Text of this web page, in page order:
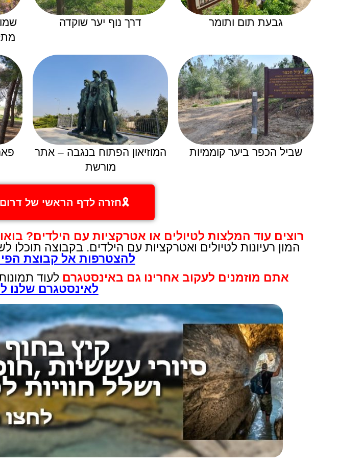
גבעת תום ותומר דרך נוף יער שוקדה
שביל הכפר ביער קוממיות
המוזיאון הפתוח בנגבה – אתר
מורשת
🎗️חזרה לדף הראשי של
רוצים עוד המלצות לטיולים או אטרקציות עם הילדים?
המון רעיונות לטיולים ואטרקציות עם הילדים. בקבוצה
להצטרפות אל קבוצת
אתם מוזמנים לעקוב אחרינו גם באינסטגרם לעוד
לאינסטגרם שלנו